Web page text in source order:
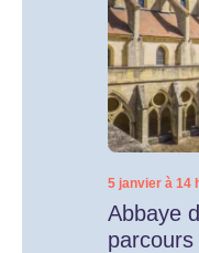
5 janvier à 14
Abbaye
parcours